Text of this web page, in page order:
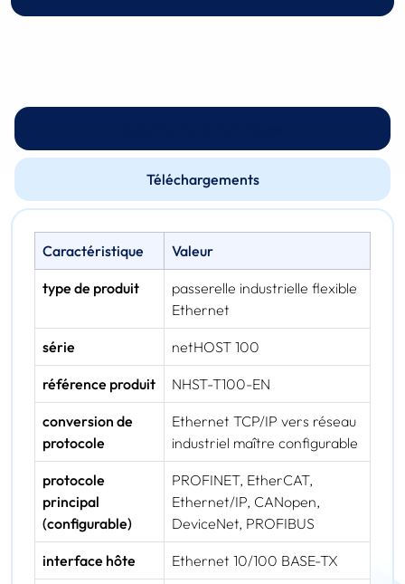
Téléchargements
Caractéristique Valeur
type de produit
passerelle industrielle flexible
Ethernet
série netHOST 100
référence produit NHST-T100-EN
conversion de
protocole
Ethernet TCP/IP vers réseau
industriel maître configurable
protocole
principal
(configurable)
PROFINET, EtherCAT,
Ethernet/IP, CANopen,
DeviceNet, PROFIBUS
interface hôte Ethernet 10/100 BASE-TX